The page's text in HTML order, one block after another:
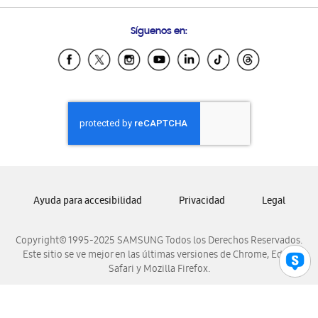
Samsung Ecuador
Samsung El Salvador
Samsung Honduras
Samsung Nicaragua
Samsung Panamá
Samsung Venezuela
Síguenos en:
Copyright© 1995-2025 SAMSUNG Todos los Derechos Reservados.
Este sitio se ve mejor en las últimas versiones de Chrome, Edge,
Safari y Mozilla Firefox.
Ayuda para accesibilidad Privacidad Legal